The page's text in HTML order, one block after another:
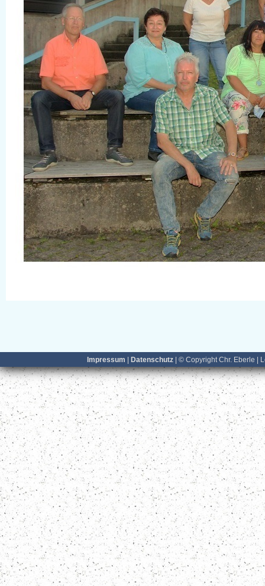
Impressum Datenschutz | © Copyright Chr. Eberle |